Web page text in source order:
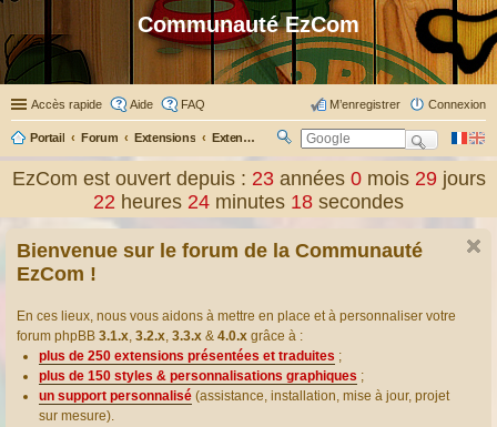
Communauté EzCom
Accès rapide Aide FAQ Connexion
M’enregistrer
Portail Forum Extensions Extensions présentées & traduites
er
EzCom est ouvert depuis : 23 années0 mois29 jours
22 heures 24 minutes 19 secondes
Bienvenue sur le forum de la Communauté
EzCom !
En ces lieux, nous vous aidons à mettre en place et à personnaliser votre
forum phpBB 3.1.x, 3.2.x, 3.3.x & 4.0.x grâce à :
plus de 250 extensions présentées et traduites ;
plus de 150 styles & personnalisations graphiques ;
un support personnalisé (assistance, installation, mise à jour, projet
sur mesure).